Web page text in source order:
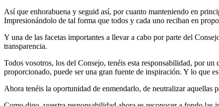
Así que enhorabuena y seguid así, por cuanto manteniendo en
Impresionándolo de tal forma que todos y cada uno reciban en
Y una de las facetas importantes a llevar a cabo por parte del
transparencia.
Todos vosotros, los del Consejo, tenéis esta responsabilidad, por
proporcionado, puede ser una gran fuente de inspiración. Y lo que
Ahora tenéis la oportunidad de enmendarlo, de neutralizar aquellas